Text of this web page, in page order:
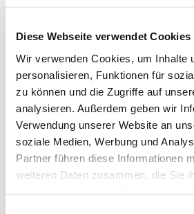
Diese Webseite verwendet Cookies
Wir verwenden Cookies, um Inhalte
personalisieren, Funktionen für
zu können und die Zugriffe auf
analysieren. Außerdem geben wir
Verwendung unserer Website an
soziale Medien, Werbung und
Partner führen diese Informationen
weiteren Daten zusammen, die Sie